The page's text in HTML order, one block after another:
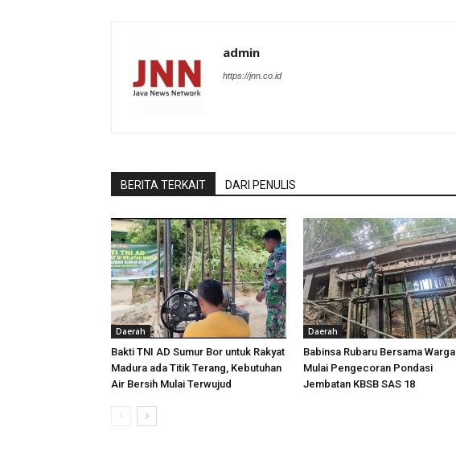
admin
https://jnn.co.id
BERITA TERKAIT DARI PENULIS
Daerah
Bakti TNI AD Sumur Bor untuk Rakyat
Madura ada Titik Terang, Kebutuhan
Air Bersih Mulai Terwujud
Daerah
Babinsa Rubaru Bersama Warga
Mulai Pengecoran Pondasi
Jembatan KBSB SAS 18